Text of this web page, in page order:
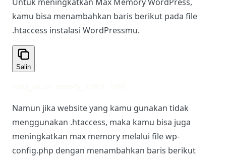
memory WordPressmu untuk mengatasi error The
server cannot process the image.
.htaccess instalasi WordPressmu.
Salin